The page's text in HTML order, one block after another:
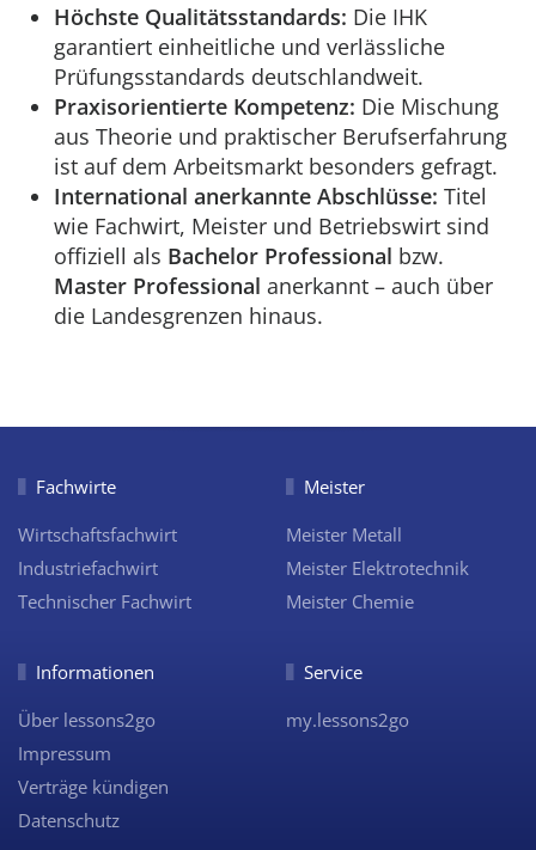
Höchste Qualitätsstandards: Die IHK
garantiert einheitliche und verlässliche
Prüfungsstandards deutschlandweit.
Praxisorientierte Kompetenz: Die Mischung
aus Theorie und praktischer Berufserfahrung
ist auf dem Arbeitsmarkt besonders gefragt.
International anerkannte Abschlüsse: Titel
wie Fachwirt, Meister und Betriebswirt sind
offiziell als Bachelor Professional bzw.
Master Professional anerkannt – auch über
die Landesgrenzen hinaus.
Fachwirte
Wirtschaftsfachwirt
Industriefachwirt
Technischer Fachwirt
Meister
Meister Metall
Meister Elektrotechnik
Meister Chemie
Informationen
Über lessons2go
Impressum
Verträge kündigen
Datenschutz
Service
my.lessons2go